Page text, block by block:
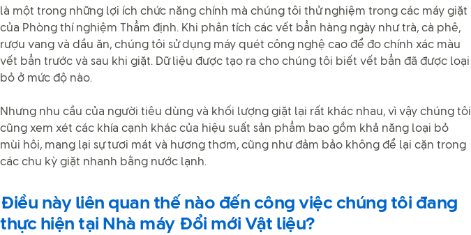
là một trong những lợi ích chức năng chính mà chúng tôi thử nghiệm trong các máy giặt
của Phòng thí nghiệm Thẩm định. Khi phân tích các vết bẩn hàng ngày như trà, cà phê,
rượu vang và dầu ăn, chúng tôi sử dụng máy quét công nghệ cao để đo chính xác màu
vết bẩn trước và sau khi giặt. Dữ liệu được tạo ra cho chúng tôi biết vết bẩn đã được loại
bỏ ở mức độ nào.
Nhưng nhu cầu của người tiêu dùng và khối lượng giặt lại rất khác nhau, vì vậy chúng tôi
cũng xem xét các khía cạnh khác của hiệu suất sản phẩm bao gồm khả năng loại bỏ
mùi hôi, mang lại sự tươi mát và hương thơm, cũng như đảm bảo không để lại cặn trong
các chu kỳ giặt nhanh bằng nước lạnh.
Điều này liên quan thế nào đến công việc chúng tôi đang
thực hiện tại Nhà máy Đổi mới Vật liệu?